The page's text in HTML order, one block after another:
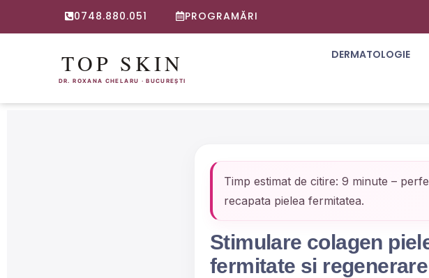
0748.880.051 PROGRAMĂRI
DERMATOLOGIE
Timp estimat de citire: 9 minute –
recapata pielea fermitatea.
Stimulare colagen
fermitate si regenerare